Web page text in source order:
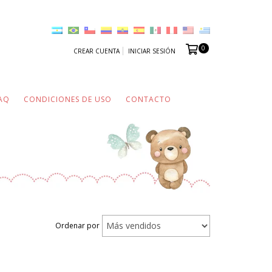
CREAR CUENTA INICIAR SESIÓN 0
CONDICIONES DE USO CONTACTO
Ordenar por